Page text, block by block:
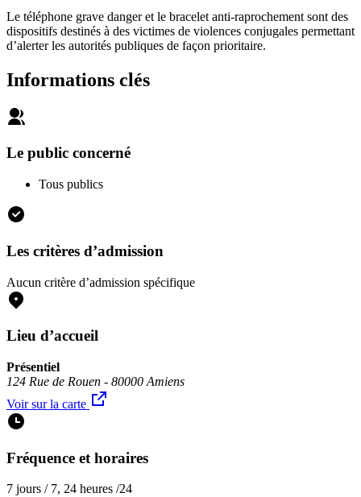
Le téléphone grave danger et le bracelet anti-raprochement sont des
dispositifs destinés à des victimes de violences conjugales permettant
d’alerter les autorités publiques de façon prioritaire.
Informations clés
Le public concerné
Tous publics
Les critères d’admission
Aucun critère d’admission spécifique
Lieu d’accueil
Présentiel
124 Rue de Rouen - 80000 Amiens
Voir sur la carte
Fréquence et horaires
7 jours / 7, 24 heures /24